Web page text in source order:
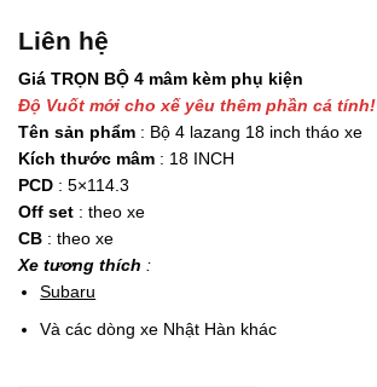
Liên hệ
Giá TRỌN BỘ 4 mâm kèm phụ kiện
Độ Vuốt mới cho xế yêu thêm phần cá tính!
Tên sản phẩm : Bộ 4 lazang 18 inch tháo xe
Kích thước mâm : 18 INCH
PCD : 5×114.3
Off set : theo xe
CB : theo xe
Xe tương thích :
Subaru
Và các dòng xe Nhật Hàn khác